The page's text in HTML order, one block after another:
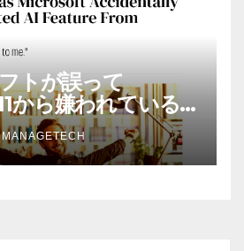
トが誤って
から嫌われている
したことにユーザ
MANAGETECH